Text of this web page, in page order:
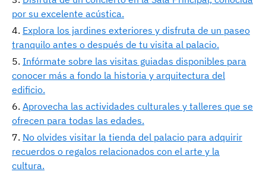
por su excelente acústica.
Explora los jardines exteriores y disfruta de un paseo
tranquilo antes o después de tu visita al palacio.
Infórmate sobre las visitas guiadas disponibles para
conocer más a fondo la historia y arquitectura del
edificio.
Aprovecha las actividades culturales y talleres que se
ofrecen para todas las edades.
No olvides visitar la tienda del palacio para adquirir
recuerdos o regalos relacionados con el arte y la
cultura.